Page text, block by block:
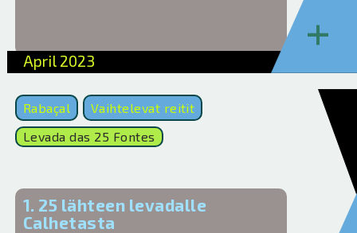
April 2023
+
Rabaçal
Vaihtelevat reitit
Levada das 25 Fontes
1. 25 lähteen levadalle
Calhetasta